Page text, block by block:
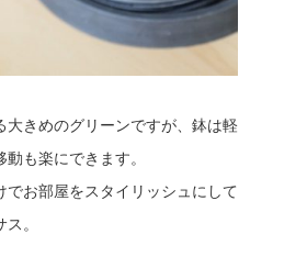
大きめのグリーンですが、鉢は軽
も楽にできます。
でお部屋をスタイリッシュにして
。